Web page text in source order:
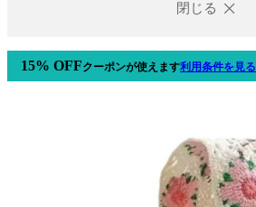
閉じる
15% OFFクーポンが使えます利用条件を見る